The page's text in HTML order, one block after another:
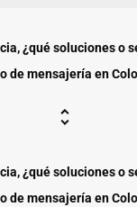
¿qué soluciones o
de mensajería en
¿qué soluciones o
de mensajería en